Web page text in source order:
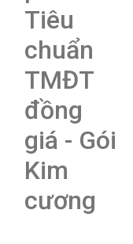
Tiêu
chuẩn
TMĐT
đồng
giá - Gói
Kim
cương